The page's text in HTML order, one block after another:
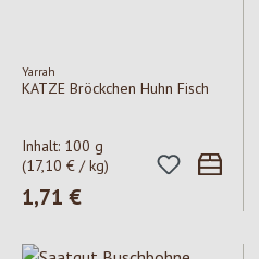
Yarrah
KATZE Bröckchen Huhn Fisch
Inhalt: 100 g
(17,10 € / kg)
Regulärer Preis:
1,71 €